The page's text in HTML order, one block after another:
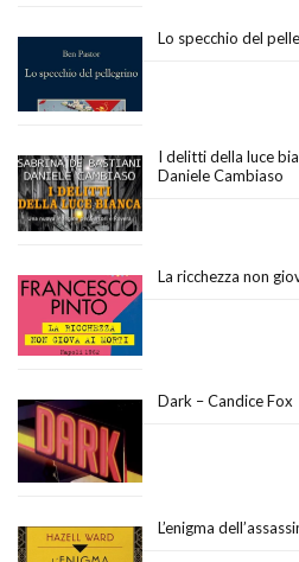
Lo specchio del
I delitti della luce
Daniele Cambiaso
La ricchezza non
Dark – Candice Fox
L’enigma